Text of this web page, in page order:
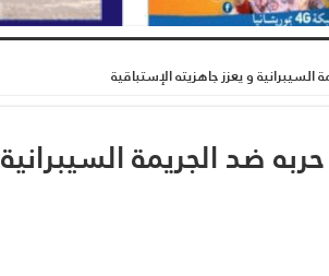
و يعزز جاهزيته الإستباقية
ضد الجريمة السيبرانية